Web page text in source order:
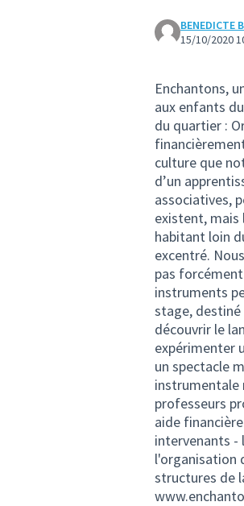
BENEDICTE
15/10/2020
Enchantons,
aux enfants
du quartier :
culture que
d’un
associatives,
existent, mais
habitant loin
excentré.
pas
instruments
stage, destiné
découvrir le
expérimenter
un spectacle
instrumentale
professeurs
aide
intervenants -
l'organisation
structures de